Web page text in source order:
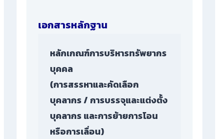
เอกสารหลักฐาน
หลักเกณฑ์การบริหารทรัพยากร
บุคคล
(การสรรหาและคัดเลือก
บุคลากร / การบรรจุและแต่งตั้ง
บุคลากร และการย้ายการโอน
หรือการเลื่อน)